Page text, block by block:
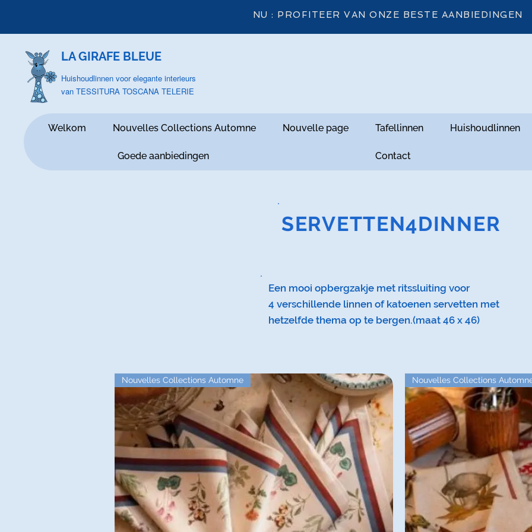
NU : PROFITEER VAN ONZE BESTE AANBIEDINGEN
LA GIRAFE BLEUE
Huishoudlinnen voor elegante interieurs
van TESSITURA TOSCANA TELERIE
Welkom Nouvelles Collections Automne Nouvelle page Tafellinnen Huishoudlinnen
Goede aanbiedingen Contact
SERVETTEN4DINNER
Een mooi opbergzakje met ritssluiting voor
4 verschillende linnen of katoenen servetten met
hetzelfde thema op te bergen.(maat 46 x 46)
Nouvelles Collections Automne Nouvelles Collections